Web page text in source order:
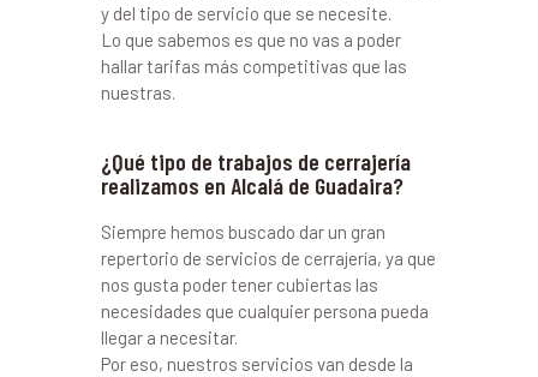
y del tipo de servicio que se necesite.
Lo que sabemos es que no vas a poder
hallar tarifas más competitivas que las
nuestras.
¿Qué tipo de trabajos de cerrajería
realizamos en Alcalá de Guadaira?
Siempre hemos buscado dar un gran
repertorio de servicios de cerrajería, ya que
nos gusta poder tener cubiertas las
necesidades que cualquier persona pueda
llegar a necesitar.
Por eso, nuestros servicios van desde la